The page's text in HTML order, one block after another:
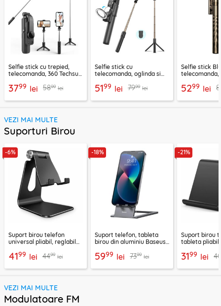
Selfie stick cu trepied,
telecomanda, 360 Techsuit
3799 lei 5899 lei
Selfie stick cu
telecomanda, oglinda si
5199 lei 7999 lei
Selfie stick
telecomanda,
5299 lei
VEZI MAI MULTE
Suporturi Birou
-6%
Suport birou telefon
universal pliabil, reglabil
negru
4199 lei 4499 lei
-18%
Suport telefon, tableta
birou din aluminiu Baseus,
5999 lei 7399 lei
-21%
Suport birou
tableta pliabil
3199 lei
VEZI MAI MULTE
Modulatoare FM